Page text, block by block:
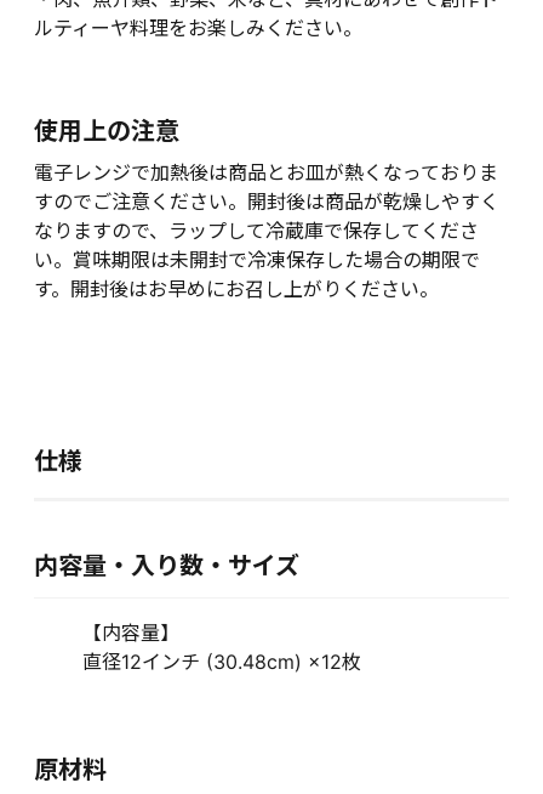
ルティーヤ料理をお楽しみください。
使用上の注意
電子レンジで加熱後は商品とお皿が熱くなっておりま
すのでご注意ください。開封後は商品が乾燥しやすく
なりますので、ラップして冷蔵庫で保存してくださ
い。賞味期限は未開封で冷凍保存した場合の期限で
す。開封後はお早めにお召し上がりください。
仕様
内容量・入り数・サイズ
【内容量】
直径12インチ (30.48cm) ×12枚
原材料